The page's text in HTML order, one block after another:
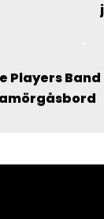
Players Band